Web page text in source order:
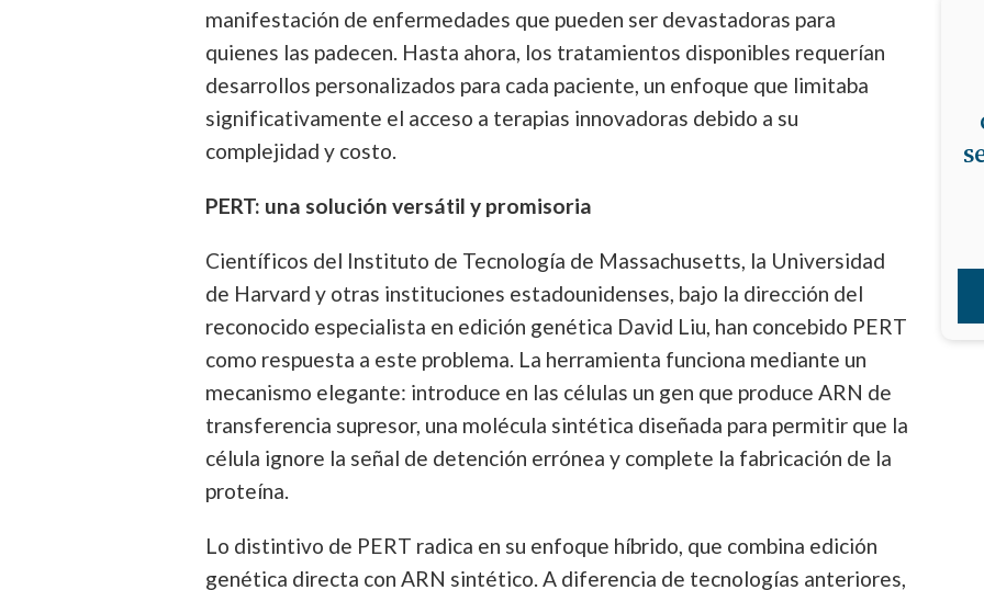
manifestación de enfermedades que pueden ser devastadoras para
quienes las padecen. Hasta ahora, los tratamientos disponibles requerían
desarrollos personalizados para cada paciente, un enfoque que limitaba
significativamente el acceso a terapias innovadoras debido a su
complejidad y costo.
PERT: una solución versátil y promisoria
Científicos del Instituto de Tecnología de Massachusetts, la Universidad
de Harvard y otras instituciones estadounidenses, bajo la dirección del
reconocido especialista en edición genética David Liu, han concebido PERT
como respuesta a este problema. La herramienta funciona mediante un
mecanismo elegante: introduce en las células un gen que produce ARN de
transferencia supresor, una molécula sintética diseñada para permitir que la
célula ignore la señal de detención errónea y complete la fabricación de la
proteína.
Lo distintivo de PERT radica en su enfoque híbrido, que combina edición
genética directa con ARN sintético. A diferencia de tecnologías anteriores,